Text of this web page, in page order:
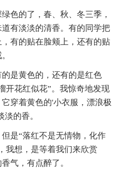
色的了，春、秋、冬三季，
有淡淡的清香。有的同学把
有的贴在脸颊上，还有的贴
是黄色的，还有的是红色
开花红似花”。我惊奇地发现
穿着黄色的'小衣服，漂浪极
的香。
是“落红不是无情物，化作
我想，是等着我们来欣赏
气，有点醉了。